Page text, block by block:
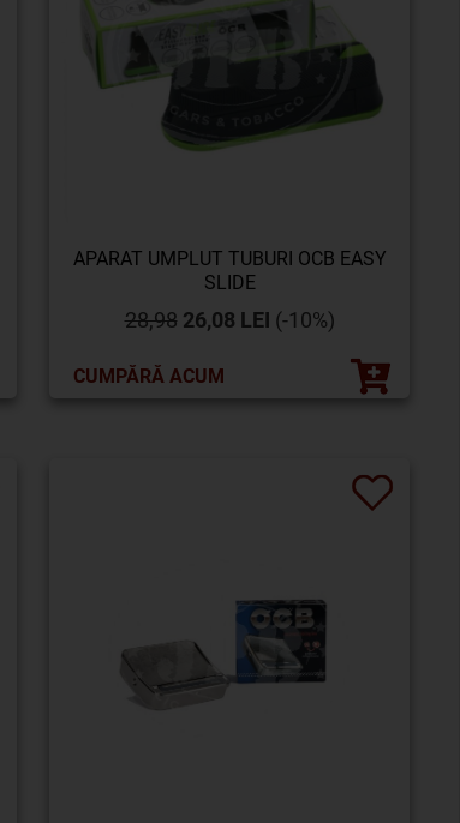
APARAT UMPLUT TUBURI OCB EASY
SLIDE
28,98 26,08 LEI (-10%)
CUMPĂRĂ ACUM